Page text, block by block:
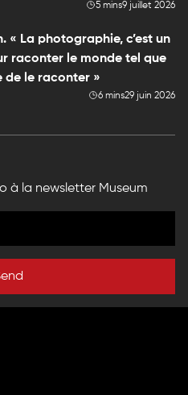
5 mins9 juillet 2026
« La photographie, c’est un
raconter le monde tel que
de le raconter »
6 mins29 juin 2026
à la newsletter Museum